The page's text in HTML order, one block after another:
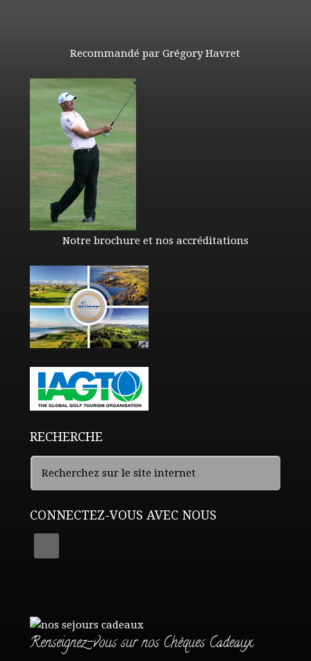
Recommandé par Grégory Havret
Notre brochure et nos accréditations
RECHERCHE
CONNECTEZ-VOUS AVEC NOUS
Renseignez-vous sur nos Chèques Cadeaux